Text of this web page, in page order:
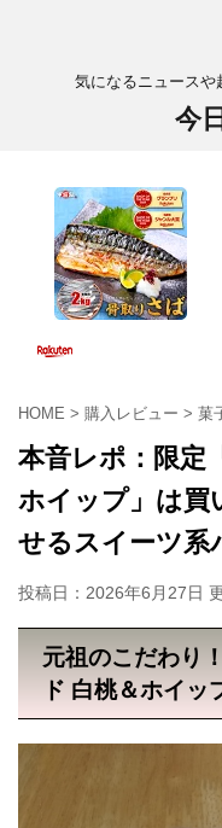
気になるニュースや
今
HOME > 購入レビュー > 菓
本音レポ：限定
ホイップ」は買
せるスイーツ系
投稿日：2026年6月27日
元祖のこだわり
ド 白桃＆ホイ